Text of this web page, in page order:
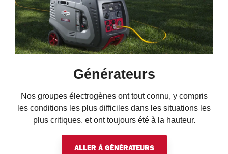
Générateurs
Nos groupes électrogènes ont tout connu, y compris
les conditions les plus difficiles dans les situations les
plus critiques, et ont toujours été à la hauteur.
ALLER À GÉNÉRATEURS